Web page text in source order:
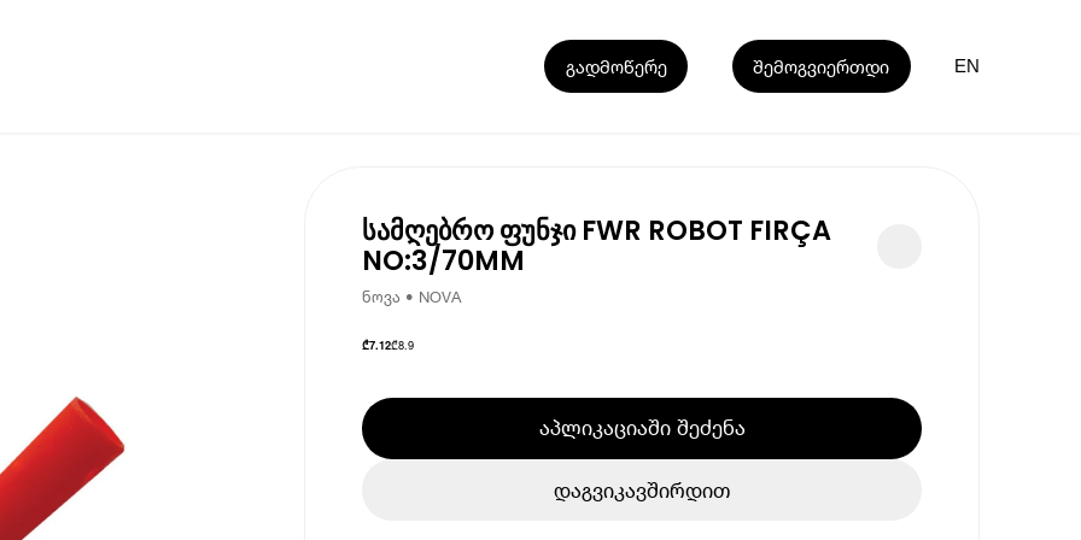
გადმოწერე შემოგვიერთდი EN
სამღებრო ფუნჯი FWR ROBOT FIRÇA
NO:3/70MM
ნოვა • NOVA
₾7.12₾8.9
აპლიკაციაში შეძენა
დაგვიკავშირდით